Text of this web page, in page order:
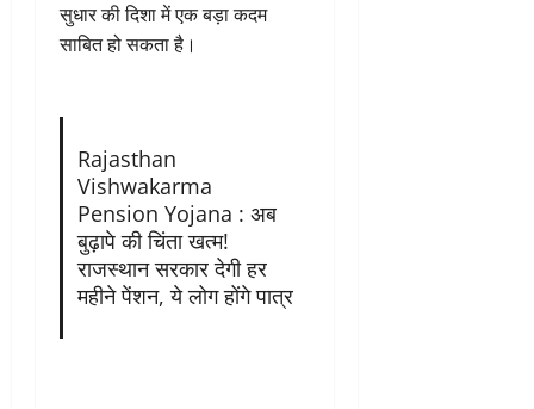
सुधार की दिशा में एक बड़ा कदम
साबित हो सकता है।
Rajasthan
Vishwakarma
Pension Yojana : अब
बुढ़ापे की चिंता खत्म!
राजस्थान सरकार देगी हर
महीने पेंशन, ये लोग होंगे पात्र